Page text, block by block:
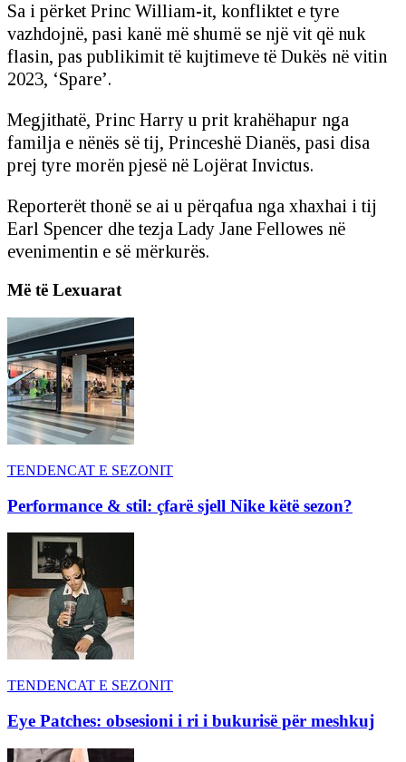
Sa i përket Princ William-it, konfliktet e tyre
vazhdojnë, pasi kanë më shumë se një vit që nuk
flasin, pas publikimit të kujtimeve të Dukës në vitin
2023, ‘Spare’.
Megjithatë, Princ Harry u prit krahëhapur nga
familja e nënës së tij, Princeshë Dianës, pasi disa
prej tyre morën pjesë në Lojërat Invictus.
Reporterët thonë se ai u përqafua nga xhaxhai i tij
Earl Spencer dhe tezja Lady Jane Fellowes në
evenimentin e së mërkurës.
Më të Lexuarat
TENDENCAT E SEZONIT
Performance & stil: çfarë sjell Nike këtë sezon?
TENDENCAT E SEZONIT
Eye Patches: obsesioni i ri i bukurisë për meshkuj